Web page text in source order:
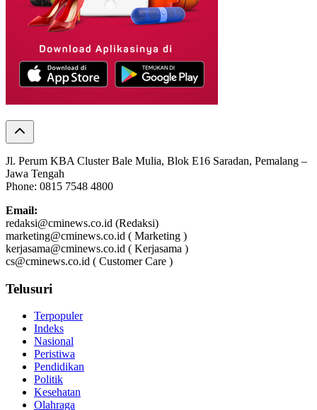
Jl. Perum KBA Cluster Bale Mulia, Blok E16 Saradan, Pemalang –
Jawa Tengah
Phone: 0815 7548 4800
Email:
redaksi@cminews.co.id (Redaksi)
marketing@cminews.co.id ( Marketing )
kerjasama@cminews.co.id ( Kerjasama )
cs@cminews.co.id ( Customer Care )
Telusuri
Terpopuler
Indeks
Nasional
Peristiwa
Pendidikan
Politik
Kesehatan
Olahraga